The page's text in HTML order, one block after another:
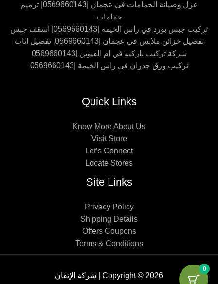
عزل وصيانة الحمامات في عجمان |0569660143| ترميم
حمامات
تركيب جبس بورد في راس الخيمة |0569660143| اسقف جبس
تفصيل خزائن ملابس في عجمان |0569660143| تفصيل اثاث
شركة تركيب باركيه في ام القيوين |0569660143
تركيب ورق جدران في راس الخيمة |0569660143
Quick Links
Know More About Us
Visit Store
Let’s Connect
Locate Stores
Site Links
Privacy Policy
Shipping Details
Offers Coupons
Terms & Conditions
Copyright © 2026 | شركة الإتقان
0